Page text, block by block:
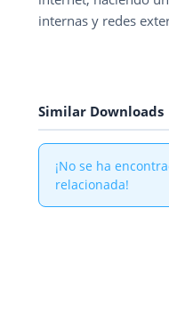
internas y redes
Similar Downloads
¡No se ha
relacionada!